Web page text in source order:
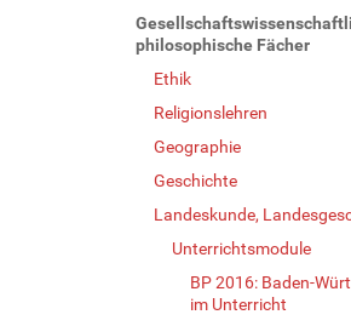
philosophische Fächer
Ethik
Religionslehren
Geographie
Geschichte
Landeskunde,
Unterrichtsmodule
BP 2016: Baden-
im Unterricht